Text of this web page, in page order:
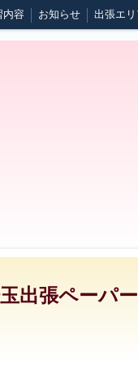
内容 お知らせ 出張エリ
日常点検 夜間の運転
出張ペーパ